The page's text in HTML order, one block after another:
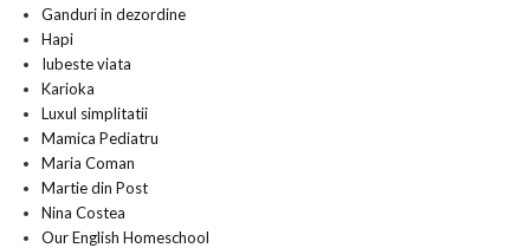
Ganduri in dezordine
Hapi
Iubeste viata
Karioka
Luxul simplitatii
Mamica Pediatru
Maria Coman
Martie din Post
Nina Costea
Our English Homeschool